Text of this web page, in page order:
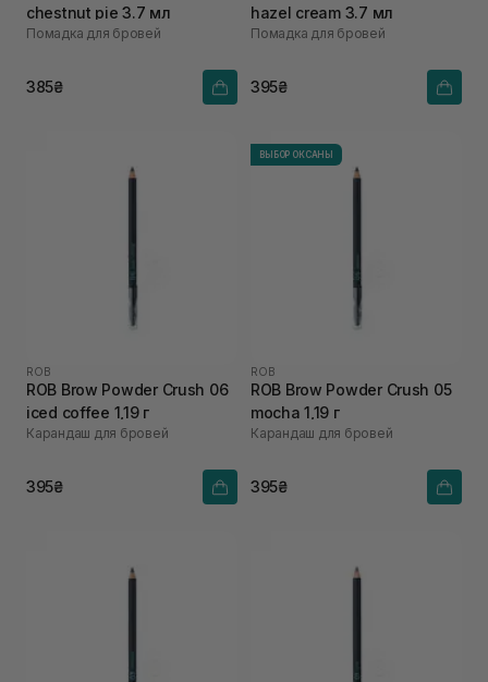
chestnut pie 3.7 мл
Помадка для бровей
385₴
hazel cream 3.7 мл
Помадка для бровей
395₴
ROB
ROB Brow Powder Crush 06
iced coffee 1,19 г
Карандаш для бровей
395₴
ВЫБОР ОКСАНЫ
ROB
ROB Brow Powder Crush 05
mocha 1,19 г
Карандаш для бровей
395₴